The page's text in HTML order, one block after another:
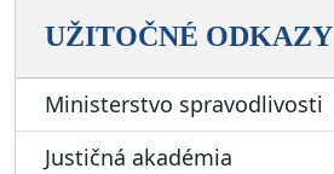
UŽITOČNÉ ODKAZY
Ministerstvo spravodlivosti
Justičná akadémia